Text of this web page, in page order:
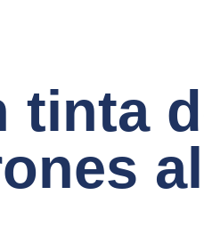
tinta